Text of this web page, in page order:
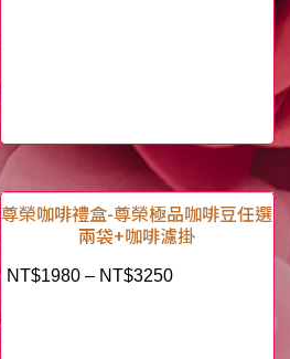
尊榮咖啡禮盒-尊榮極品咖啡豆任選
兩袋+咖啡濾掛
NT$1980 – NT$3250